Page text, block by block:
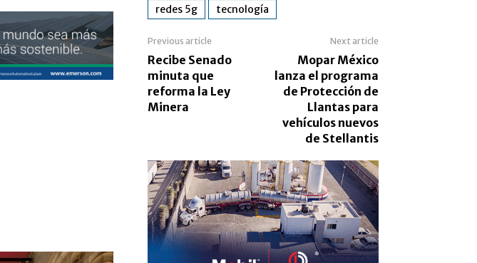
redes 5g
tecnología
Previous article
Recibe Senado
minuta que
reforma la Ley
Minera
Next article
Mopar México
lanza el programa
de Protección de
Llantas para
vehículos nuevos
de Stellantis